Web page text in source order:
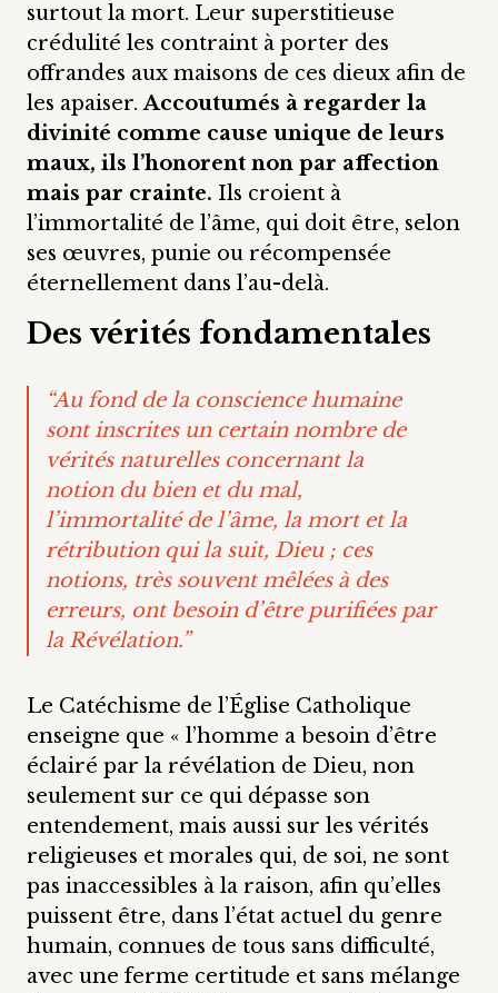
surtout la mort. Leur superstitieuse
crédulité les contraint à porter des
offrandes aux maisons de ces dieux afin de
les apaiser.Accoutumés à regarder la
divinité comme cause unique de leurs
maux, ils l’honorent non par affection
mais par crainte. Ils croient à
l’immortalité de l’âme, qui doit être, selon
ses œuvres, punie ou récompensée
éternellement dans l’au-delà.
Des vérités fondamentales
“Au fond de la conscience humaine
sont inscrites un certain nombre de
vérités naturelles concernant la
notion du bien et du mal,
l’immortalité de l’âme, la mort et la
rétribution qui la suit, Dieu ; ces
notions, très souvent mêlées à des
erreurs, ont besoin d’être purifiées par
la Révélation.”
Le Catéchisme de l’Église Catholique
enseigne que « l’homme a besoin d’être
éclairé par la révélation de Dieu, non
seulement sur ce qui dépasse son
entendement, mais aussi sur les vérités
religieuses et morales qui, de soi, ne sont
pas inaccessibles à la raison, afin qu’elles
puissent être, dans l’état actuel du genre
humain, connues de tous sans difficulté,
avec une ferme certitude et sans mélange